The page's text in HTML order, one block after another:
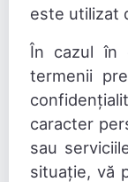
este utilizat
În cazul în
termenii
caracter
sau
situație, vă